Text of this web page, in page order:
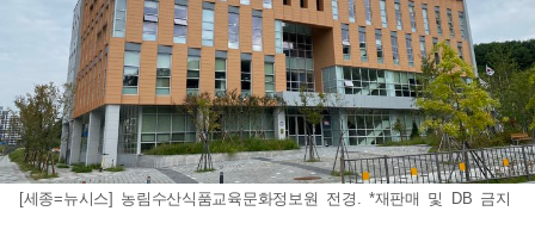
[세종=뉴시스] 농림수산식품교육문화정보원 전경. *재판매 및 DB 금지